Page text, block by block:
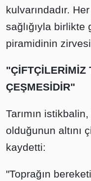
kulvarındadır.
sağlığıyla birlikte
piramidinin
"ÇİFTÇİLERİMİZ
ÇEŞMESİDİR"
Tarımın
olduğunun altını
kaydetti:
"Toprağın